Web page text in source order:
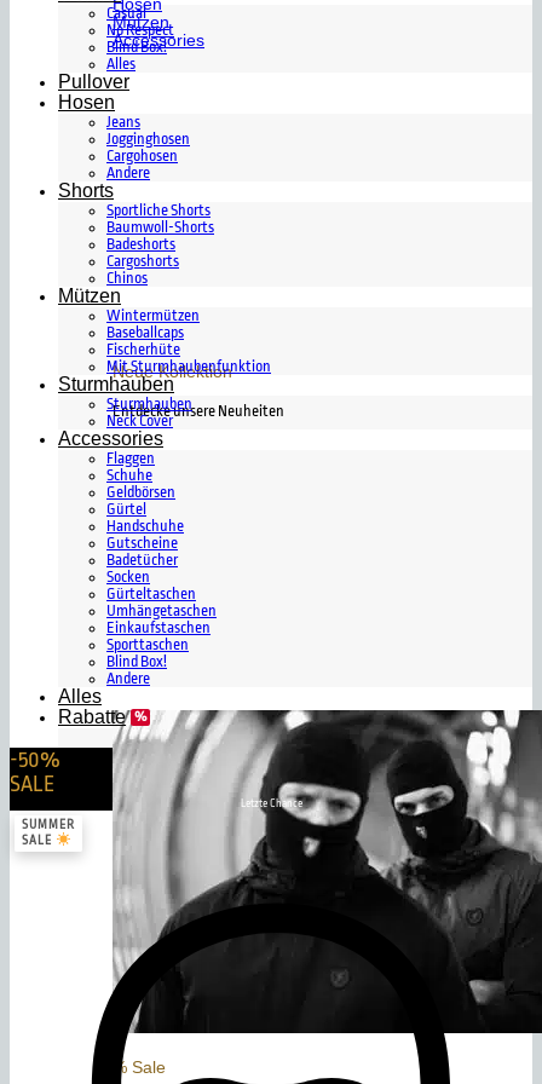
Hosen
Mützen
Accessories
Neue Kollektion
Entdecke unsere Neuheiten
% Sale
Casual
No Respect
Blind Box!
Alles
Pullover
Hosen
Jeans
Jogginghosen
Cargohosen
Andere
Shorts
Sportliche Shorts
Baumwoll-Shorts
Badeshorts
Cargoshorts
Chinos
Mützen
Wintermützen
Baseballcaps
Fischerhüte
Mit Sturmhaubenfunktion
Sturmhauben
Sturmhauben
Neck Cover
Accessories
Flaggen
Schuhe
Geldbörsen
Gürtel
Handschuhe
Gutscheine
Badetücher
Socken
Gürteltaschen
Umhängetaschen
Einkaufstaschen
Sporttaschen
Blind Box!
Andere
Alles
Rabatte
-50%
SALE
Letzte Chance
SUMMER
SALE